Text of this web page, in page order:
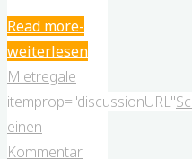
Read more"Liselotte
Engel"
Mietregale
itemprop="discussionURL"
einen
Kommentar